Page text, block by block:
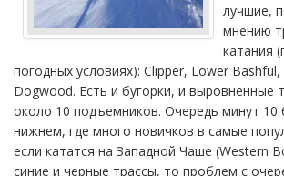
лучшие,
мнению
катания
погодных условиях): Clipper, Lower
Dogwood. Есть и бугорки, и выровненные
около 10 подъемников. Очередь минут
нижнем, где много новичков в самые
если кататся на Западной Чаше (Western
синие и черные трассы, то проблем с